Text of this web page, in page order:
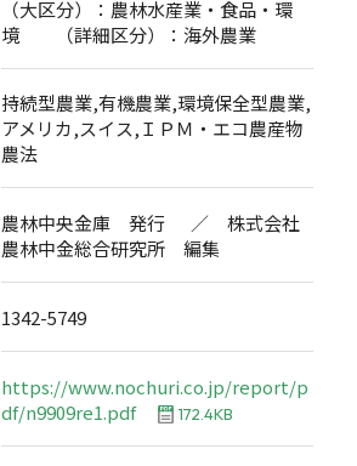
（大区分）：農林水産業・食品・環
境 （詳細区分）：海外農業
持続型農業,有機農業,環境保全型農業,
アメリカ,スイス,ＩＰＭ・エコ農産物
農法
農林中央金庫 発行 ／ 株式会社
農林中金総合研究所 編集
1342-5749
https://www.nochuri.co.jp/report/p
df/n9909re1.pdf
172.4KB